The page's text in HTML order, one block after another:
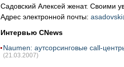
Садовский Алексей женат. Своими
Адрес электронной почты:
Интервью CNews
Naumen: аутсорсинговые call-
(21.03.2007)